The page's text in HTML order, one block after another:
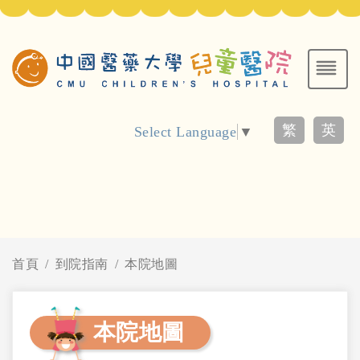
Select Language ▼ 繁 英
首頁 到院指南 本院地圖
本院地圖